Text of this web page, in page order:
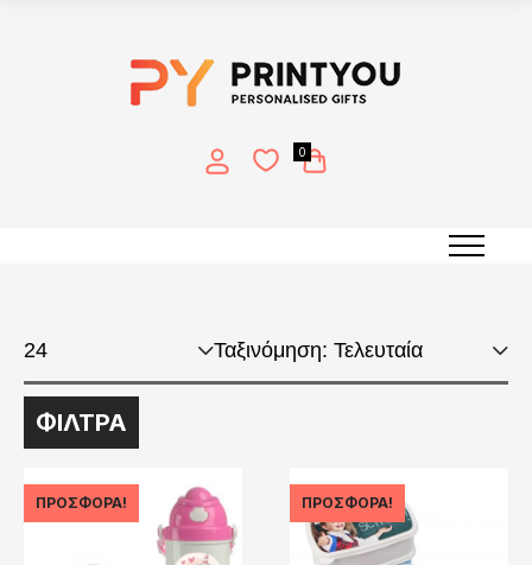
0
ΦΙΛΤΡΑ
ΠΡΟΣΦΟΡΆ! ΠΡΟΣΦΟΡΆ!